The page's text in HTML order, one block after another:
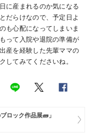
に産まれるのか気になる
だらけなので、予定日よ
も心配になってしまいま
って入院や退院の準備が
産を経験した先輩ママの
してみてくださいね。
ロック作品展🧱」